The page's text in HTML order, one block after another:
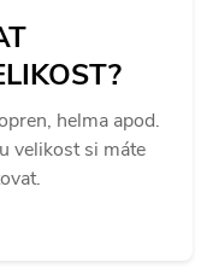
helma apod.
velikost si máte